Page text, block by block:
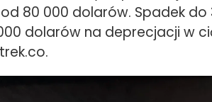
80 000 dolarów. Spadek
dolarów na deprecjacji w